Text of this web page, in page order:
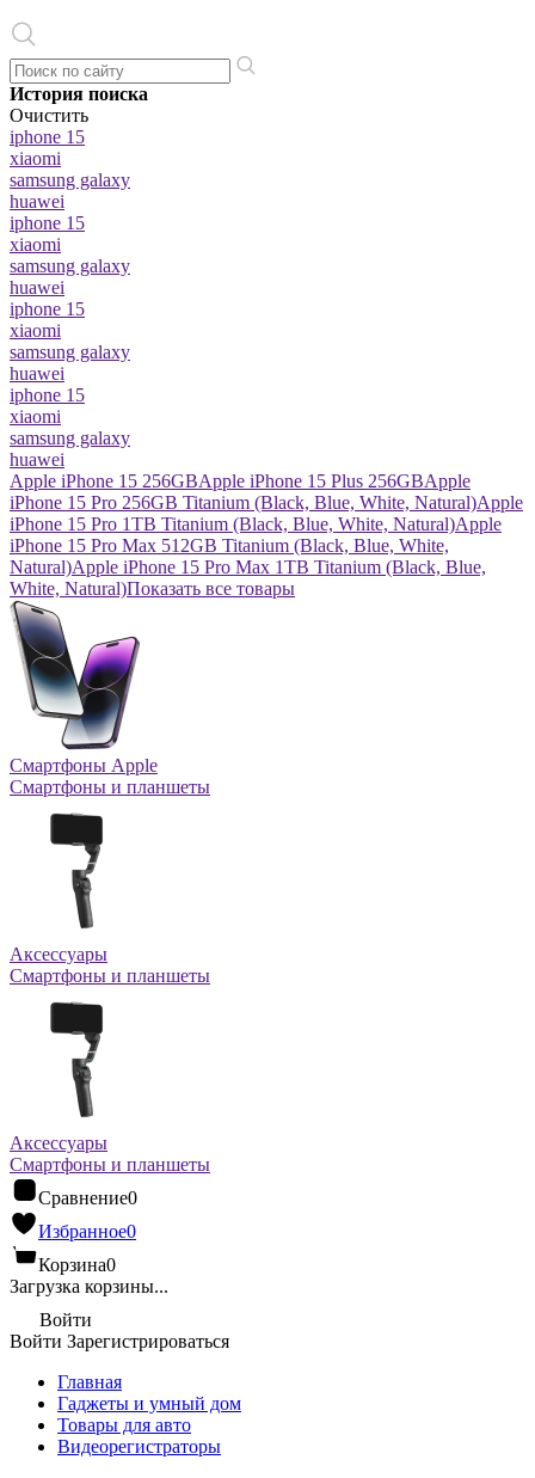
История поиска
Очистить
iphone 15
xiaomi
samsung galaxy
huawei
iphone 15
xiaomi
samsung galaxy
huawei
iphone 15
xiaomi
samsung galaxy
huawei
iphone 15
xiaomi
samsung galaxy
huawei
Apple iPhone 15 256GBApple iPhone 15 Plus 256GBApple
iPhone 15 Pro 256GB Titanium (Black, Blue, White, Natural)Apple
iPhone 15 Pro 1TB Titanium (Black, Blue, White, Natural)Apple
iPhone 15 Pro Max 512GB Titanium (Black, Blue, White,
Natural)Apple iPhone 15 Pro Max 1TB Titanium (Black, Blue,
White, Natural)Показать все товары
Смартфоны Apple
Смартфоны и планшеты
Аксессуары
Смартфоны и планшеты
Аксессуары
Смартфоны и планшеты
Сравнение0
Избранное0
Корзина0
Загрузка корзины...
Войти
Войти Зарегистрироваться
Главная
Гаджеты и умный дом
Товары для авто
Видеорегистраторы